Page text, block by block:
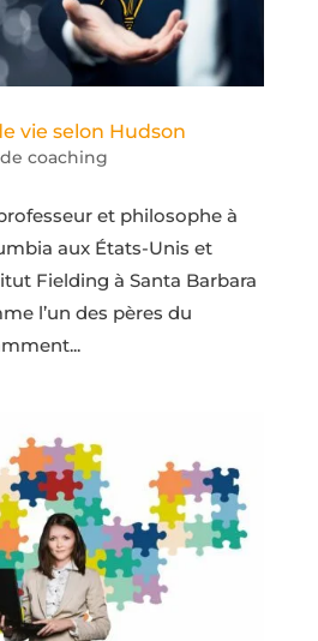
vie selon Hudson
coaching
et philosophe à
aux États-Unis et
Fielding à Santa Barbara
l’un des pères du